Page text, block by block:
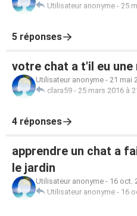
Utilisateur anonyme - 25
5 réponses
votre chat a t'il eu une
Utilisateur anonyme - 21 mai
clara59 - 25 mars 2016 à
4 réponses
apprendre un chat a
le jardin
Utilisateur anonyme - 16 oct.
Utilisateur anonyme - 16